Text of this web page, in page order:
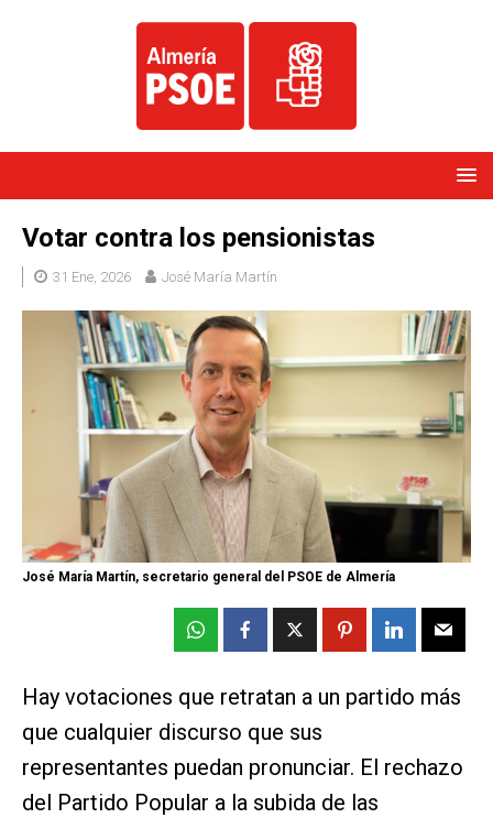
Votar contra los pensionistas
31 Ene, 2026 José María Martín
José María Martín, secretario general del PSOE de Almería
Hay votaciones que retratan a un partido más
que cualquier discurso que sus
representantes puedan pronunciar. El rechazo
del Partido Popular a la subida de las